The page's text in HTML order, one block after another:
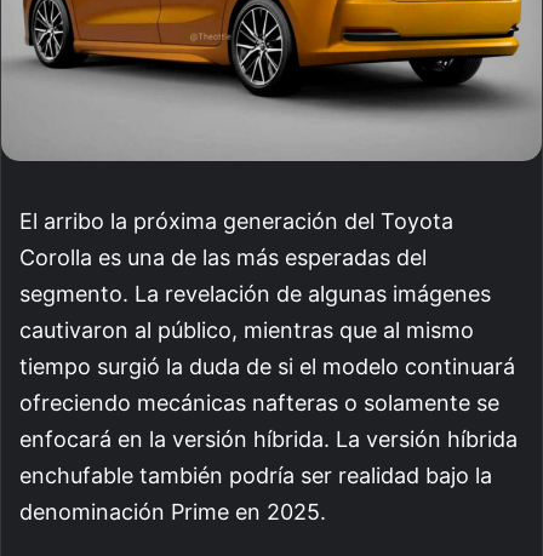
El arribo la próxima generación del Toyota
Corolla es una de las más esperadas del
segmento. La revelación de algunas imágenes
cautivaron al público, mientras que al mismo
tiempo surgió la duda de si el modelo continuará
ofreciendo mecánicas nafteras o solamente se
enfocará en la versión híbrida. La versión híbrida
enchufable también podría ser realidad bajo la
denominación Prime en 2025.